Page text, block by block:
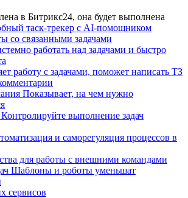
в Битрикс24, она будет выполнена
таск-трекер с AI-помощником
со связанными задачами
работать над задачами и быстро
работу с задачами, поможет написать ТЗ
Показывает, на чем нужно
Контролируйте выполнение задач
и саморегуляция процессов в
для работы с внешними командами
Шаблоны и роботы уменьшат
сервисов